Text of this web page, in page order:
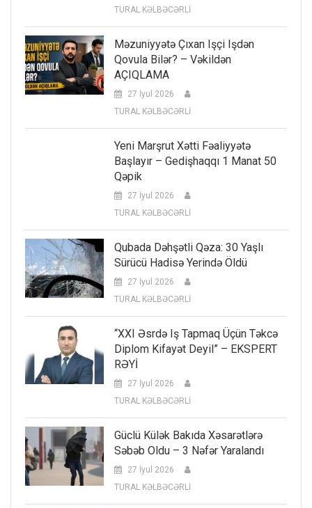
TURAL KƏLBƏCƏRLİ
Məzuniyyətə Çıxan Işçi Işdən
Qovula Bilər? – Vəkildən
AÇIQLAMA
27 İyul 2026
TURAL KƏLBƏCƏRLİ
Yeni Marşrut Xətti Fəaliyyətə
Başlayır – Gedişhaqqı 1 Manat 50
Qəpik
27 İyul 2026
TURAL KƏLBƏCƏRLİ
Qubada Dəhşətli Qəza: 30 Yaşlı
Sürücü Hadisə Yerində Öldü
27 İyul 2026
TURAL KƏLBƏCƏRLİ
“XXI Əsrdə Iş Tapmaq Üçün Təkcə
Diplom Kifayət Deyil” – EKSPERT
RƏYİ
27 İyul 2026
TURAL KƏLBƏCƏRLİ
Güclü Külək Bakıda Xəsarətlərə
Səbəb Oldu – 3 Nəfər Yaralandı
27 İyul 2026
TURAL KƏLBƏCƏRLİ